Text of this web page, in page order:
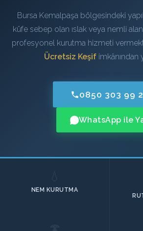
Bursa Kemalpaşa bölgesindeki
küfe sebep olan ıslak veya nemli
profesyonel kurutma hizmeti
Ücretsiz Keşif imkânından
0850 303 99
WhatsApp ile
NEM KURUTMA